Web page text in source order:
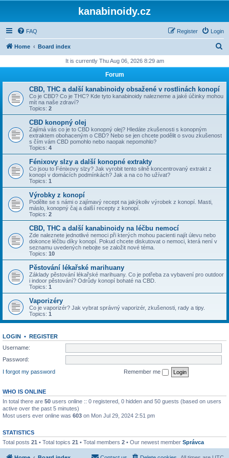
kanabinoidy.cz
FAQ Login
Register
Home Board index
r
It is currently Thu Aug 06, 2026 8:29 am
Forum
CBD, THC a další kanabinoidy obsažené v rostlinách konopí
Co je CBD? Co je THC? Kde tyto kanabinoidy nalezneme a jaké účinky mohou
mít na naše zdraví?
Topics: 2
CBD konopný olej
Zajímá vás co je to CBD konopný olej? Hledáte zkušenosti s konopným
extraktem obohaceným o CBD? Nebo se jen chcete podělit o svou zkušenost
s čím vám CBD pomohlo nebo naopak nepomohlo?
Topics: 4
Fénixovy slzy a další konopné extrakty
Co jsou to Fénixovy slzy? Jak vyrobit tento silně koncentrovaný extrakt z
konopí v domácích podmínkách? Jak a na co ho užívat?
Topics: 1
Výrobky z konopí
Podělte se s námi o zajímavý recept na jakýkoliv výrobek z konopí. Masti,
máslo, konopný čaj a další recepty z konopí.
Topics: 2
CBD, THC a další kanabinoidy na léčbu nemocí
Zde naleznete jednotlivé nemoci při kterých mohou pacienti najít úlevu nebo
dokonce léčbu díky konopí. Pokud chcete diskutovat o nemoci, která není v
seznamu uvedených nebojte se založit nové téma.
Topics: 10
Pěstování lékařské marihuany
Základy pěstování lékařské marihuany. Co je potřeba za vybavení pro outdoor
i indoor pěstování? Odrůdy konopí bohaté na CBD.
Topics: 1
Vaporizéry
Co je vaporizér? Jak vybrat správný vaporizér, zkušenosti, rady a tipy.
Topics: 1
LOGIN • REGISTER
Username:
Password:
I forgot my password
Remember me
WHO IS ONLINE
In total there are 50 users online :: 0 registered, 0 hidden and 50 guests (based on users
active over the past 5 minutes)
Most users ever online was 603 on Mon Jul 29, 2024 2:51 pm
STATISTICS
Total posts 21 • Total topics 21 • Total members 2 • Our newest member Správca